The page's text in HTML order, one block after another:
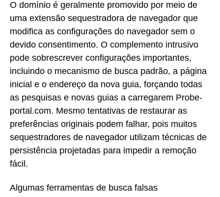
O domínio é geralmente promovido por meio de
uma extensão sequestradora de navegador que
modifica as configurações do navegador sem o
devido consentimento. O complemento intrusivo
pode sobrescrever configurações importantes,
incluindo o mecanismo de busca padrão, a página
inicial e o endereço da nova guia, forçando todas
as pesquisas e novas guias a carregarem Probe-
portal.com. Mesmo tentativas de restaurar as
preferências originais podem falhar, pois muitos
sequestradores de navegador utilizam técnicas de
persistência projetadas para impedir a remoção
fácil.
Algumas ferramentas de busca falsas